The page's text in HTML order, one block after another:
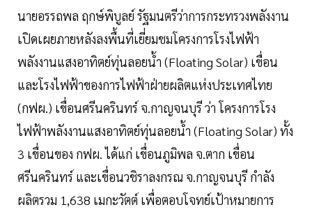
นายอรรถพล ฤกษ์พิบูลย์ รัฐมนตรีว่าการกระทรวงพลังงาน
เปิดเผยภายหลังลงพื้นที่เยี่ยมชมโครงการโรงไฟฟ้า
พลังงานแสงอาทิตย์ทุ่นลอยน้ำ (Floating Solar) เขื่อน
และโรงไฟฟ้าของการไฟฟ้าฝ่ายผลิตแห่งประเทศไทย
(กฟผ.) เขื่อนศรีนครินทร์ จ.กาญจนบุรี ว่า โครงการโรง
ไฟฟ้าพลังงานแสงอาทิตย์ทุ่นลอยน้ำ (Floating Solar) ทั้ง
3 เขื่อนของ กฟผ. ได้แก่ เขื่อนภูมิพล จ.ตาก เขื่อน
ศรีนครินทร์ และเขื่อนวชิราลงกรณ จ.กาญจนบุรี กำลัง
ผลิตรวม 1,638 เมกะวัตต์ เพื่อตอบโจทย์เป้าหมายการ